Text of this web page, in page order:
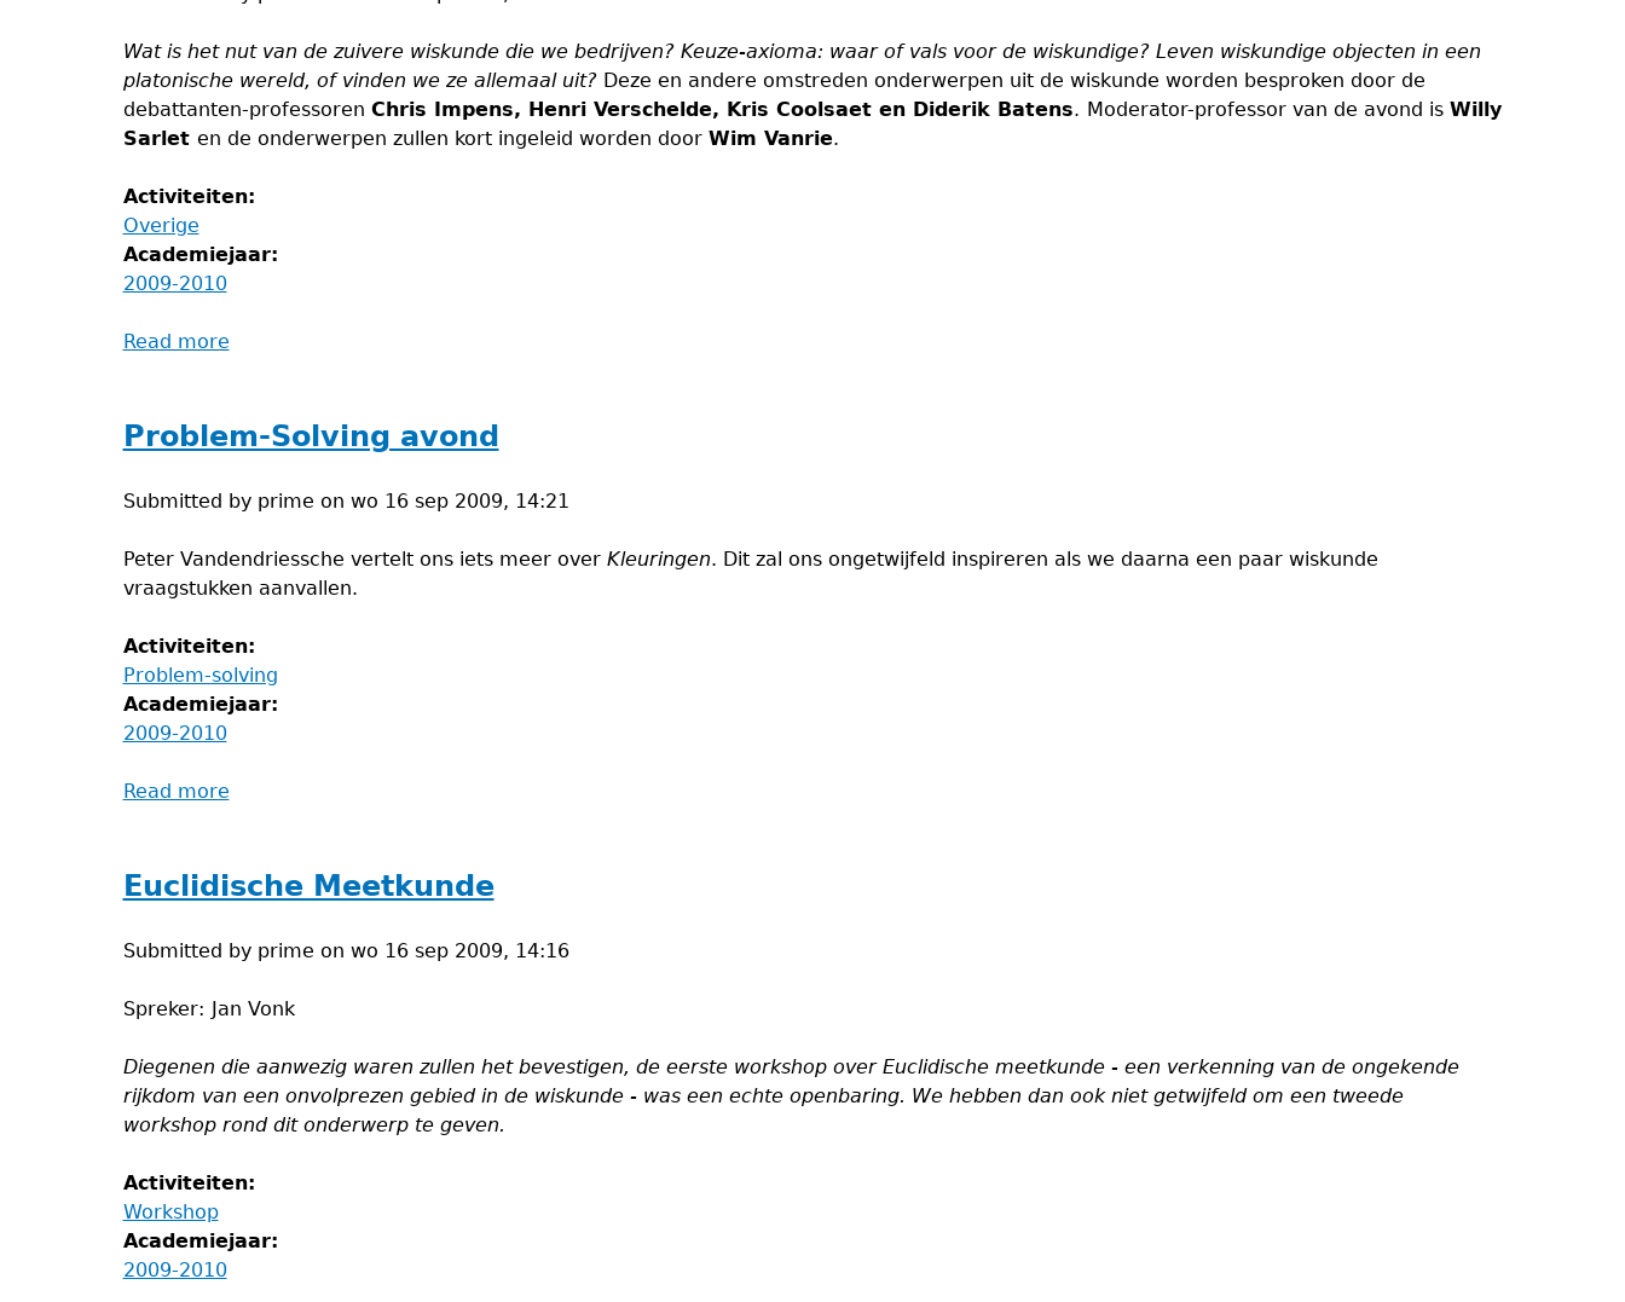
Wat is het nut van de zuivere wiskunde die we bedrijven? Keuze-axioma: waar of vals voor de wiskundige? Leven wiskundige objecten in een
platonische wereld, of vinden we ze allemaal uit?Deze en andere omstreden onderwerpen uit de wiskunde worden besproken door de
debattanten-professoren Chris Impens, Henri Verschelde, Kris Coolsaet en Diderik Batens. Moderator-professor van de avond is Willy
Sarlet en de onderwerpen zullen kort ingeleid worden door Wim Vanrie.
Activiteiten:
Overige
Academiejaar:
2009-2010
Read more
over
wiskunde
Problem-Solving avond
Submitted by prime on wo 16 sep 2009, 14:21
Peter Vandendriessche vertelt ons iets meer over Kleuringen. Dit zal ons ongetwijfeld inspireren als we daarna een paar wiskunde
vraagstukken aanvallen.
Activiteiten:
Problem-solving
Academiejaar:
2009-2010
Read more
avond
Euclidische Meetkunde
Submitted by prime on wo 16 sep 2009, 14:16
Spreker: Jan Vonk
Diegenen die aanwezig waren zullen het bevestigen, de eerste workshop over Euclidische meetkunde - een verkenning van de ongekende
rijkdom van een onvolprezen gebied in de wiskunde - was een echte openbaring. We hebben dan ook niet getwijfeld om een tweede
workshop rond dit onderwerp te geven.
Activiteiten:
Workshop
Academiejaar:
2009-2010